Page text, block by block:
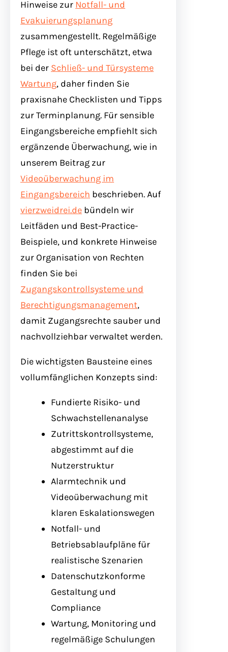
Hinweise zur Notfall- und
Evakuierungsplanung
zusammengestellt. Regelmäßige
Pflege ist oft unterschätzt, etwa
bei der Schließ- und Türsysteme
Wartung, daher finden Sie
praxisnahe Checklisten und Tipps
zur Terminplanung. Für sensible
Eingangsbereiche empfiehlt sich
ergänzende Überwachung, wie in
unserem Beitrag zur
Videoüberwachung im
Eingangsbereich beschrieben. Auf
vierzweidrei.de bündeln wir
Leitfäden und Best-Practice-
Beispiele, und konkrete Hinweise
zur Organisation von Rechten
finden Sie bei
Zugangskontrollsysteme und
Berechtigungsmanagement,
damit Zugangsrechte sauber und
nachvollziehbar verwaltet werden.
Die wichtigsten Bausteine eines
vollumfänglichen Konzepts sind:
Fundierte Risiko- und
Schwachstellenanalyse
Zutrittskontrollsysteme,
abgestimmt auf die
Nutzerstruktur
Alarmtechnik und
Videoüberwachung mit
klaren Eskalationswegen
Notfall- und
Betriebsablaufpläne für
realistische Szenarien
Datenschutzkonforme
Gestaltung und
Compliance
Wartung, Monitoring und
regelmäßige Schulungen